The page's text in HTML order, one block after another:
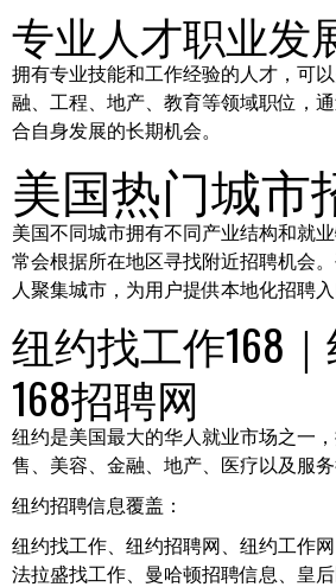
专业人才职业发
拥有专业技能和工作经验的人才，可
融、工程、地产、教育等领域职位，
合自身发展的长期机会。
美国热门城市
美国不同城市拥有不同产业结构和就
常会根据所在地区寻找附近招聘机会
人聚集城市，为用户提供本地化招聘入
纽约找工作168
168招聘网
纽约是美国最大的华人就业市场之一
售、美容、金融、地产、医疗以及服务
纽约招聘信息覆盖：
纽约找工作、纽约招聘网、纽约工作网
法拉盛找工作、曼哈顿招聘信息、皇